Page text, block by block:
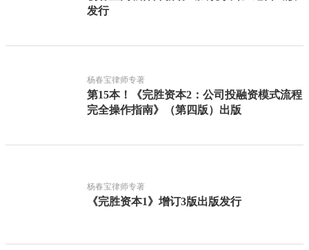
发行
杨春宝律师专著
第15本！《完胜资本2：公司投融资模式流程
完全操作指南》（第四版）出版
杨春宝律师专著
《完胜资本1》增订3版出版发行